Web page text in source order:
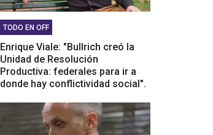
TODO EN OFF
Enrique Viale: "Bullrich creó la
Unidad de Resolución
Productiva: federales para ir a
donde hay conflictividad social".